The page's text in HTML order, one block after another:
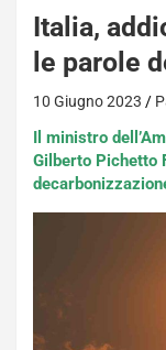
Italia,
le parole
10 Giugno 2023
Il ministro
Gilberto Pichetto